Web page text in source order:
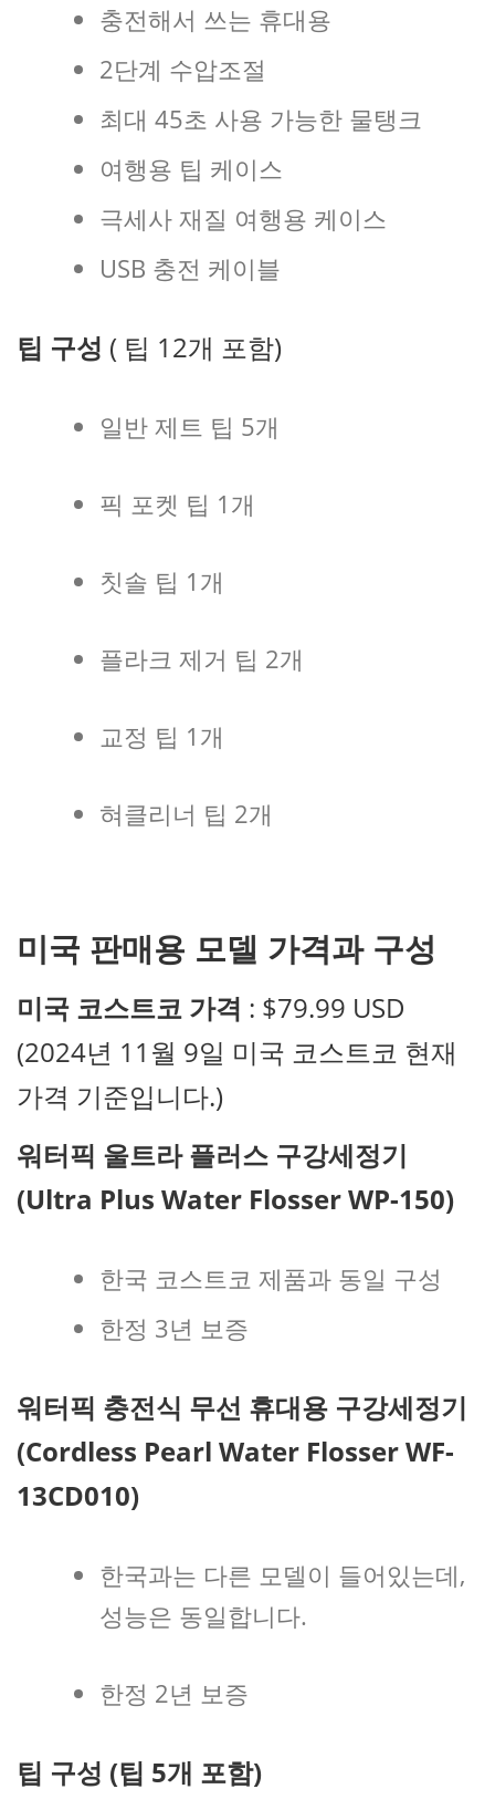
충전해서 쓰는 휴대용
2단계 수압조절
최대 45초 사용 가능한 물탱크
여행용 팁 케이스
극세사 재질 여행용 케이스
USB 충전 케이블
팁 구성 ( 팁 12개 포함)
일반 제트 팁 5개
픽 포켓 팁 1개
칫솔 팁 1개
플라크 제거 팁 2개
교정 팁 1개
혀클리너 팁 2개
미국 판매용 모델 가격과 구성
미국 코스트코 가격 : $79.99 USD
(2024년 11월 9일 미국 코스트코 현재
가격 기준입니다.)
워터픽 울트라 플러스 구강세정기
(Ultra Plus Water Flosser WP-150)
한국 코스트코 제품과 동일 구성
한정 3년 보증
워터픽 충전식 무선 휴대용 구강세정기
(Cordless Pearl Water Flosser WF-
13CD010)
한국과는 다른 모델이 들어있는데,
성능은 동일합니다.
한정 2년 보증
팁 구성 (팁 5개 포함)